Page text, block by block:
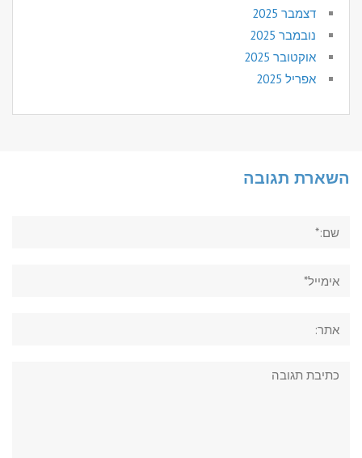
דצמבר 2025
נובמבר 2025
אוקטובר 2025
אפריל 2025
השארת תגובה